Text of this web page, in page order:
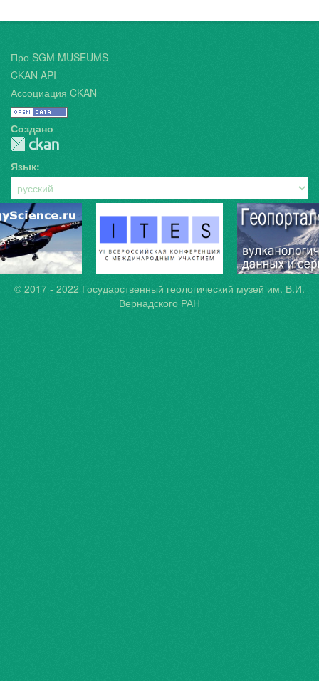
Про SGM MUSEUMS
CKAN API
Ассоциация CKAN
Создано
Язык
© 2017 - 2022 Государственный геологический музей им. В.И.
Вернадского РАН